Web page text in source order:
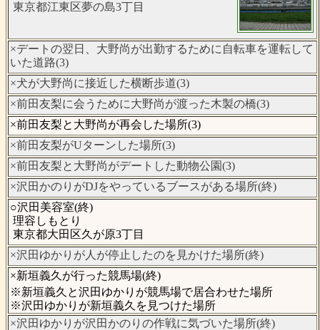
東京都江東区夢の島3丁目
×デートの翌日、大野尚が出勤するために自転車を運転して
いた道路(3)
×犬が大野尚に接近した横断歩道(3)
×前田友梨に会うために大野尚が渡った木製の橋(3)
×前田友梨と大野尚が再会した場所(3)
×前田友梨がUターンした場所(3)
×前田友梨と大野尚がデートした動物公園(3)
×沢田かのりがDJをやっているブースがある場所(終)
○沢田美容室(終)
理容しもとり
東京都大田区久が原3丁目
×沢田ゆかりが人が停止したのを見かけた場所(終)
×新垣義久が行った競馬場(終)
※新垣義久と沢田ゆかりが競馬場で居合わせた場所
※沢田ゆかりが新垣義久を見つけた場所
×沢田ゆかりが沢田かのりの作戦に気づいた場所(終)